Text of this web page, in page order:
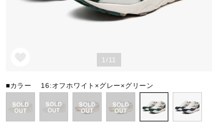
1/11
■カラー 16:オフホワイト×グレー×グリーン